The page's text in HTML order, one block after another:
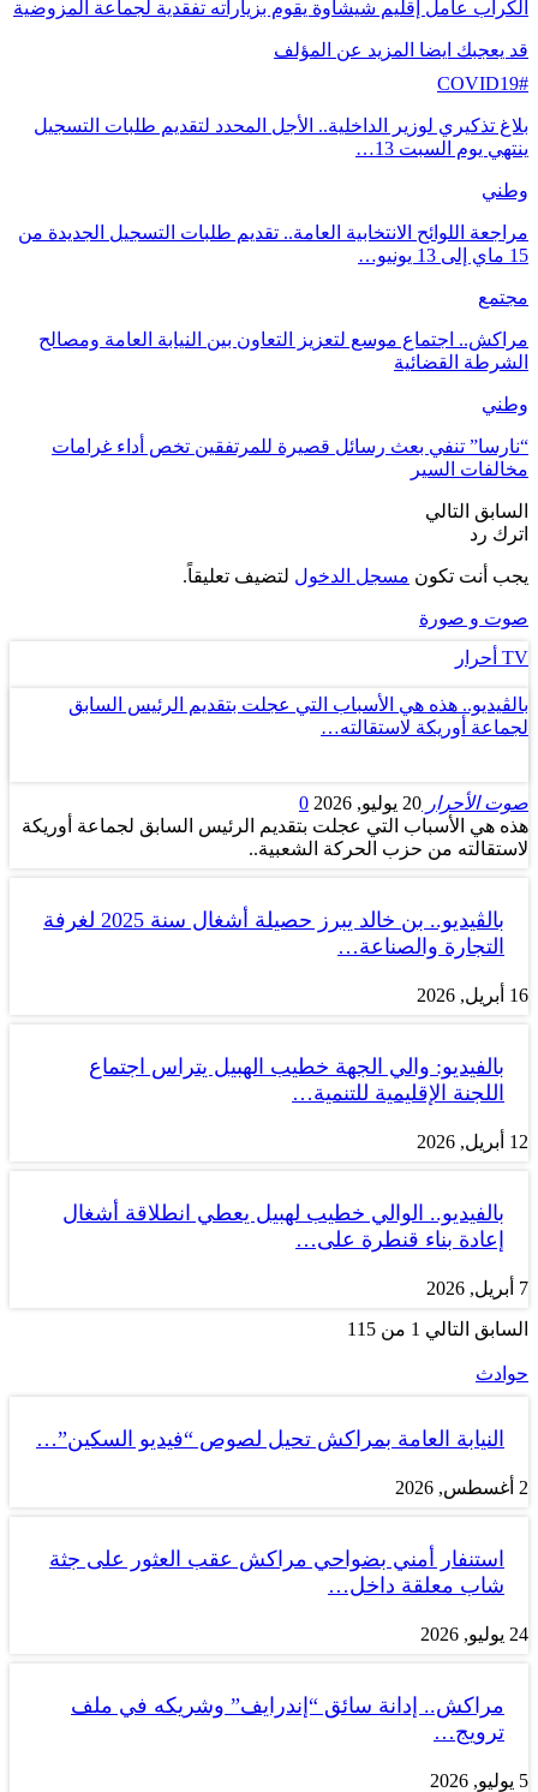
الكراب عامل إقليم شيشاوة يقوم بزياراته تفقدية لجماعة المزوضية
قد يعجبك ايضا المزيد عن المؤلف
COVID19#
بلاغ تذكيري لوزير الداخلية.. الأجل المحدد لتقديم طلبات التسجيل
ينتهي يوم السبت 13…
وطني
مراجعة اللوائح الانتخابية العامة.. تقديم طلبات التسجيل الجديدة من
15 ماي إلى 13 يونيو…
مجتمع
مراكش.. اجتماع موسع لتعزيز التعاون بين النيابة العامة ومصالح
الشرطة القضائية
وطني
“نارسا” تنفي بعث رسائل قصيرة للمرتفقين تخص أداء غرامات
مخالفات السير
السابق التالي
اترك رد
يجب أنت تكون مسجل الدخول لتضيف تعليقاً.
صوت و صورة
TV أحرار
بالڤيديو.. هذه هي الأسباب التي عجلت بتقديم الرئيس السابق
لجماعة أوريكة لاستقالته…
صوت الأحرار 20 يوليو, 2026
0
هذه هي الأسباب التي عجلت بتقديم الرئيس السابق لجماعة أوريكة
لاستقالته من حزب الحركة الشعبية..
بالڤيديو.. بن خالد يبرز حصيلة أشغال سنة 2025 لغرفة
التجارة والصناعة…
16 أبريل, 2026
بالفيديو: والي الجهة خطيب الهبيل يتراس اجتماع
اللجنة الإقليمية للتنمية…
12 أبريل, 2026
بالفيديو.. الوالي خطيب لهبيل يعطي انطلاقة أشغال
إعادة بناء قنطرة على…
7 أبريل, 2026
السابق التالي 1 من 115
حوادث
النيابة العامة بمراكش تحيل لصوص “فيديو السكين”…
2 أغسطس, 2026
استنفار أمني بضواحي مراكش عقب العثور على جثة
شاب معلقة داخل…
24 يوليو, 2026
مراكش.. إدانة سائق “إندرايف” وشريكه في ملف
ترويج…
5 يوليو, 2026